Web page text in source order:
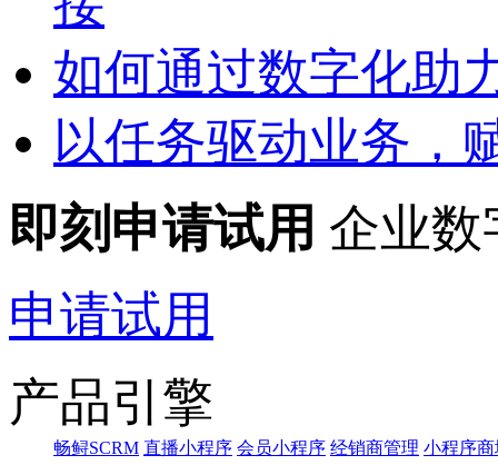
如何通过数字化助
以任务驱动业务，
即刻申请试用 企业数
申请试用
产品引擎
畅鲟SCRM 直播小程序 会员小程序 经销商管理 小程序商